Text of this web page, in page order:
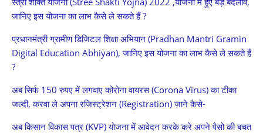
जानिए इस योजना का लाभ कैसे ले सकते हैं ?
प्रधानमंत्री ग्रामीण डिजिटल शिक्षा अभियान (Pradhan Mantri Gramin
Digital Education Abhiyan), जानिए इस योजना का लाभ कैसे ले सकते हैं
?
अब सिर्फ 150 रुपए में लगवाए कोरोना वायरस (Corona Virus) का टीका
जल्दी, करवा ले अपना रजिस्ट्रेशन (Registration) जाने कैसे-
अब किसान विकास पत्र (KVP) योजना में आवेदन करके करे अपने पैसो की बचत